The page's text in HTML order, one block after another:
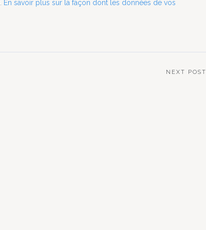
En savoir plus sur la façon dont les données de vos
NEXT POST